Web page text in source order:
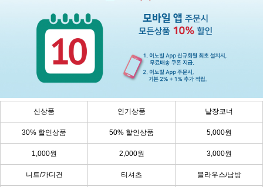
신상품 인기상품 낱장코너
30% 할인상품 50% 할인상품 5,000원
1,000원 2,000원 3,000원
니트/가디건 티셔츠 블라우스/남방